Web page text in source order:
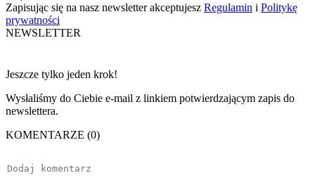
Zapisując się na nasz newsletter akceptujesz Regulamin i Politykę
prywatności
NEWSLETTER
Jeszcze tylko jeden krok!
Wysłaliśmy do Ciebie e-mail z linkiem potwierdzającym zapis do
newslettera.
KOMENTARZE (0)